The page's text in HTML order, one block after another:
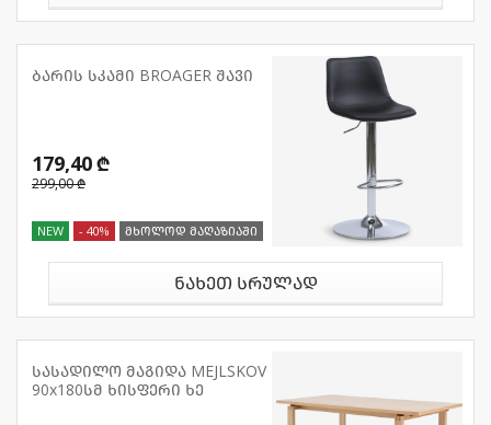
ბარის სკამი BROAGER შავი
179,40 ₾
299,00 ₾
NEW - 40% მხოლოდ მაღაზიაში
ნახეთ სრულად
სასადილო მაგიდა MEJLSKOV
90x180სმ ხისფერი ხე